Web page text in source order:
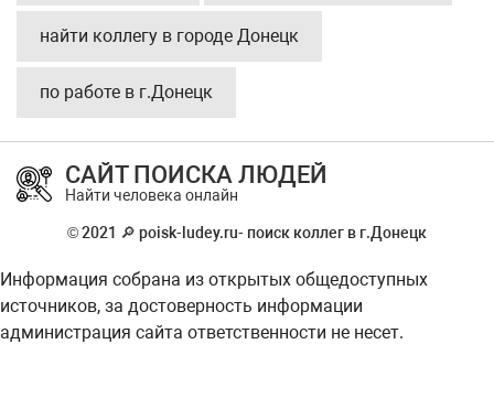
найти коллегу в городе Донецк
по работе в г.Донецк
САЙТ ПОИСКА ЛЮДЕЙ
Найти человека онлайн
© 2021 🔎 poisk-ludey.ru- поиск коллег в г.Донецк
Информация собрана из открытых общедоступных
источников, за достоверность информации
администрация сайта ответственности не несет.